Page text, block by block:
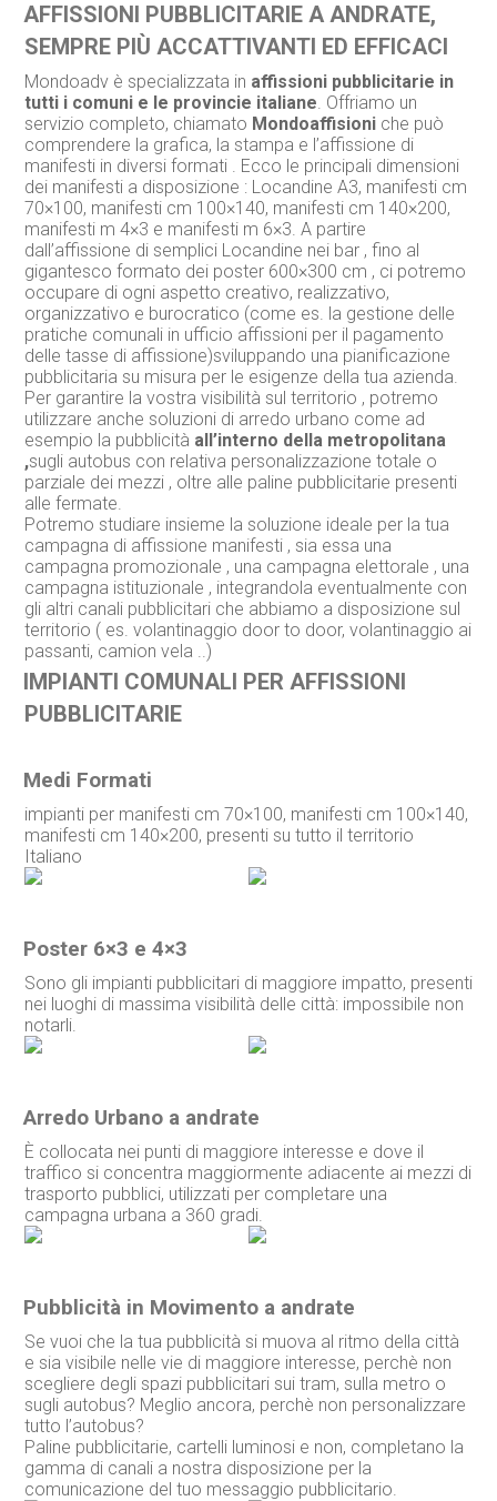
AFFISSIONI PUBBLICITARIE A ANDRATE,
SEMPRE PIÙ ACCATTIVANTI ED EFFICACI
Mondoadv è specializzata in affissioni pubblicitarie in
tutti i comuni e le provincie italiane. Offriamo un
servizio completo, chiamato Mondoaffisioni che può
comprendere la grafica, la stampa e l’affissione di
manifesti in diversi formati . Ecco le principali dimensioni
dei manifesti a disposizione : Locandine A3, manifesti cm
70×100, manifesti cm 100×140, manifesti cm 140×200,
manifesti m 4×3 e manifesti m 6×3. A partire
dall’affissione di semplici Locandine nei bar , fino al
gigantesco formato dei poster 600×300 cm , ci potremo
occupare di ogni aspetto creativo, realizzativo,
organizzativo e burocratico (come es. la gestione delle
pratiche comunali in ufficio affissioni per il pagamento
delle tasse di affissione)sviluppando una pianificazione
pubblicitaria su misura per le esigenze della tua azienda.
Per garantire la vostra visibilità sul territorio , potremo
utilizzare anche soluzioni di arredo urbano come ad
esempio la pubblicità all’interno della metropolitana
,sugli autobus con relativa personalizzazione totale o
parziale dei mezzi , oltre alle paline pubblicitarie presenti
alle fermate.
Potremo studiare insieme la soluzione ideale per la tua
campagna di affissione manifesti , sia essa una
campagna promozionale , una campagna elettorale , una
campagna istituzionale , integrandola eventualmente con
gli altri canali pubblicitari che abbiamo a disposizione sul
territorio ( es. volantinaggio door to door, volantinaggio ai
passanti, camion vela ..)
IMPIANTI COMUNALI PER AFFISSIONI
PUBBLICITARIE
Medi Formati
impianti per manifesti cm 70×100, manifesti cm 100×140,
manifesti cm 140×200, presenti su tutto il territorio
Italiano
Poster 6×3 e 4×3
Sono gli impianti pubblicitari di maggiore impatto, presenti
nei luoghi di massima visibilità delle città: impossibile non
notarli.
Arredo Urbano a andrate
È collocata nei punti di maggiore interesse e dove il
traffico si concentra maggiormente adiacente ai mezzi di
trasporto pubblici, utilizzati per completare una
campagna urbana a 360 gradi.
Pubblicità in Movimento a andrate
Se vuoi che la tua pubblicità si muova al ritmo della città
e sia visibile nelle vie di maggiore interesse, perchè non
scegliere degli spazi pubblicitari sui tram, sulla metro o
sugli autobus? Meglio ancora, perchè non personalizzare
tutto l’autobus?
Paline pubblicitarie, cartelli luminosi e non, completano la
gamma di canali a nostra disposizione per la
comunicazione del tuo messaggio pubblicitario.